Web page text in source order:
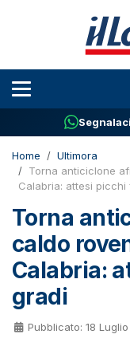
Home
Ultimora
Torna anticiclone
Calabria: attesi
Torna
caldo
Calabria:
gradi
Pubblicato: 18